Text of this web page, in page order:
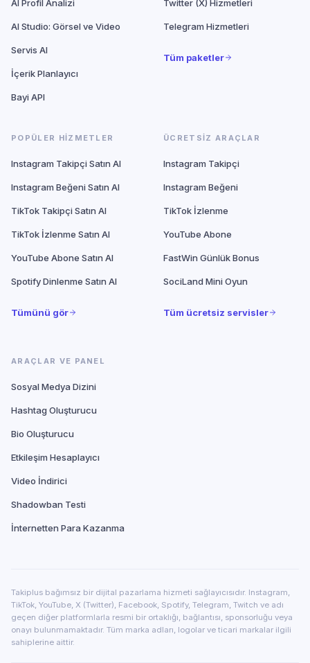
AI Profil Analizi
AI Studio: Görsel ve Video
Servis AI
İçerik Planlayıcı
Bayi API
Twitter (X) Hizmetleri
Telegram Hizmetleri
Tüm paketler
POPÜLER HIZMETLER
Instagram Takipçi Satın Al
Instagram Beğeni Satın Al
TikTok Takipçi Satın Al
TikTok İzlenme Satın Al
YouTube Abone Satın Al
Spotify Dinlenme Satın Al
Tümünü gör
ÜCRETSIZ ARAÇLAR
Instagram Takipçi
Instagram Beğeni
TikTok İzlenme
YouTube Abone
FastWin Günlük Bonus
SociLand Mini Oyun
Tüm ücretsiz servisler
ARAÇLAR VE PANEL
Sosyal Medya Dizini
Hashtag Oluşturucu
Bio Oluşturucu
Etkileşim Hesaplayıcı
Video İndirici
Shadowban Testi
İnternetten Para Kazanma
Takiplus bağımsız bir dijital pazarlama hizmeti sağlayıcısıdır. Instagram,
TikTok, YouTube, X (Twitter), Facebook, Spotify, Telegram, Twitch ve adı
geçen diğer platformlarla resmi bir ortaklığı, bağlantısı, sponsorluğu veya
onayı bulunmamaktadır. Tüm marka adları, logolar ve ticari markalar ilgili
sahiplerine aittir.